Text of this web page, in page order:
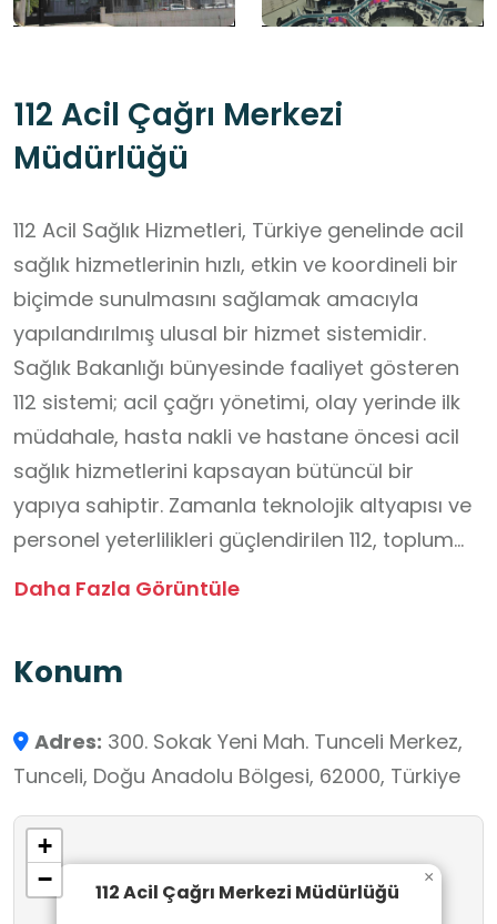
112 Acil Çağrı Merkezi
Müdürlüğü
112 Acil Sağlık Hizmetleri, Türkiye genelinde acil
sağlık hizmetlerinin hızlı, etkin ve koordineli bir
biçimde sunulmasını sağlamak amacıyla
yapılandırılmış ulusal bir hizmet sistemidir.
Sağlık Bakanlığı bünyesinde faaliyet gösteren
112 sistemi; acil çağrı yönetimi, olay yerinde ilk
müdahale, hasta nakli ve hastane öncesi acil
sağlık hizmetlerini kapsayan bütüncül bir
yapıya sahiptir. Zamanla teknolojik altyapısı ve
personel yeterlilikleri güçlendirilen 112, toplum
sağlığının korunmasında kritik bir role sahiptir.
durum bilinci kazanmaları açısından nitelikli bir
bağlamında gerçekleştirilen gözlem ve
bilgilendirme etkinlikleri sayesinde öğrenciler;
acil durum kavramını, doğru iletişim kurma
yollarını, 112’nin bilinçli kullanımını, ekip
çalışmasını ve hızlı karar alma süreçlerini somut
Daha Fazla Görüntüle
Konum
Adres: 300. Sokak Yeni Mah. Tunceli Merkez,
Tunceli, Doğu Anadolu Bölgesi, 62000, Türkiye
112 Acil Çağrı Merkezi Müdürlüğü
×
+
−